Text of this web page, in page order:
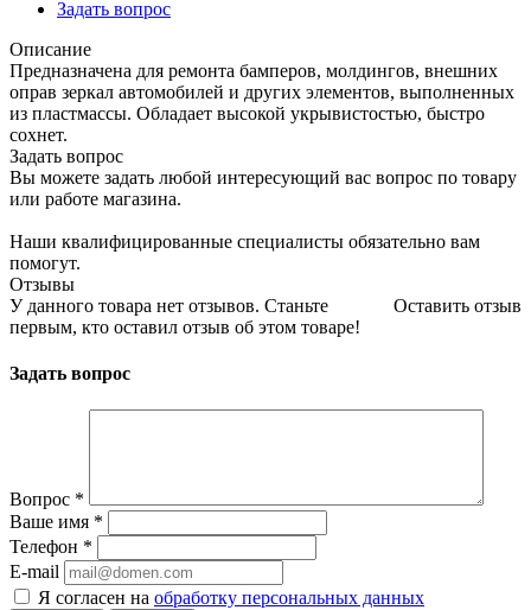
Задать вопрос
Описание
Предназначена для ремонта бамперов, молдингов, внешних
оправ зеркал автомобилей и других элементов, выполненных
из пластмассы. Обладает высокой укрывистостью, быстро
сохнет.
Задать вопрос
Вы можете задать любой интересующий вас вопрос по товару
или работе магазина.
Наши квалифицированные специалисты обязательно вам
помогут.
Отзывы
Оставить отзыв
У данного товара нет отзывов. Станьте
первым, кто оставил отзыв об этом товаре!
Задать вопрос
Вопрос *
Ваше имя *
Телефон *
E-mail
Я согласен на обработку персональных данных